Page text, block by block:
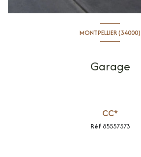
MONTPELLIER (34000)
Garage
CC*
Réf 85557573